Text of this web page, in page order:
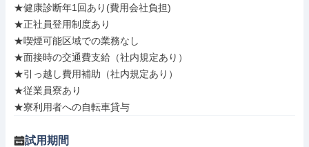
★健康診断年1回あり(費用会社負担)
★正社員登用制度あり
★喫煙可能区域での業務なし
★面接時の交通費支給（社内規定あり）
★引っ越し費用補助（社内規定あり）
★従業員寮あり
★寮利用者への自転車貸与
試用期間